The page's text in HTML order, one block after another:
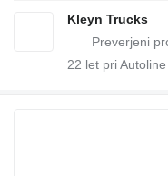
Kleyn Trucks
22 let pri Autoline